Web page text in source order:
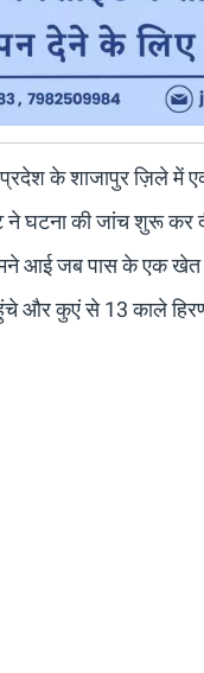
के शाजापुर ज़िले में
ने घटना की जांच शुरू कर
आई जब पास के एक खेत
और कुएं से 13 काले